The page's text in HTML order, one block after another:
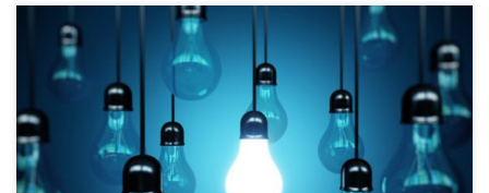
Tra lampadina LED e a Risparmio Energetico
c'è una bella differenza, leggi l'articolo per
saperne di più.